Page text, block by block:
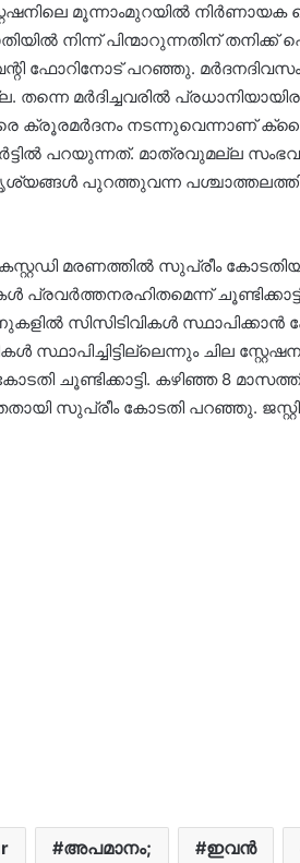
മൂന്നാംമുറയിൽ നിർണായക
നിന്ന് പിന്മാറുന്നതിന്
ഫോറിനോട് പറഞ്ഞു.
തന്നെ മർദിച്ചവരിൽ
ക്രൂരമർദനം നടന്നുവെന്നാണ്
പറയുന്നത്. മാത്രവുമല്ല
പുറത്തുവന്ന
മരണത്തിൽ സുപ്രീം
പ്രവർത്തനരഹിതമെന്ന്
സിസിടിവികൾ സ്ഥാപിക്കാൻ
സ്ഥാപിച്ചിട്ടില്ലെന്നും ചില
ചൂണ്ടിക്കാട്ടി. കഴിഞ്ഞ 8
സുപ്രീം കോടതി പറഞ്ഞു.
അപമാനം; ഇവൻ